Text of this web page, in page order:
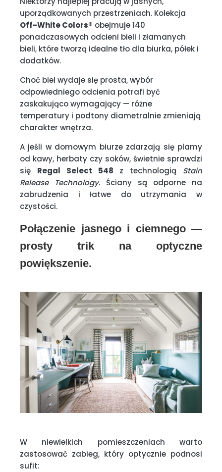
uporządkowanych przestrzeniach. Kolekcja
Off-White Colors® obejmuje 140
ponadczasowych odcieni bieli i złamanych
bieli, które tworzą idealne tło dla biurka, półek i
dodatków.
Choć biel wydaje się prosta, wybór
odpowiedniego odcienia potrafi być
zaskakująco wymagający — różne
temperatury i podtony diametralnie zmieniają
charakter wnętrza.
A jeśli w domowym biurze zdarzają się plamy
od kawy, herbaty czy soków, świetnie sprawdzi
się Regal Select 548 z technologią Stain
Release Technology. Ściany są odporne na
zabrudzenia i łatwe do utrzymania w
czystości.
Połączenie jasnego i ciemnego —
prosty trik na optyczne
powiększenie.
W niewielkich pomieszczeniach warto
zastosować zabieg, który optycznie podnosi
sufit: